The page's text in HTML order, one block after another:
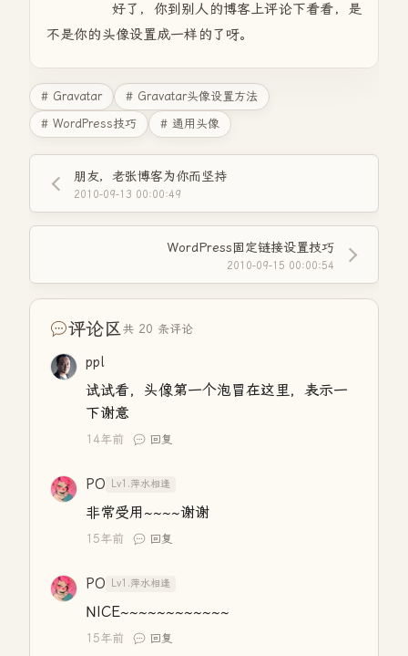
好了，你到别人的博客上评论下看看，是
不是你的头像设置成一样的了呀。
# Gravatar
# Gravatar头像设置方法
# WordPress技巧
# 通用头像
朋友，老张博客为你而坚持
2010-09-13 00:00:49
WordPress固定链接设置技巧
2010-09-15 00:00:54
评论区共 20 条评论
ppl
试试看，头像第一个泡冒在这里，表示一
下谢意
14年前 回复
PO Lv1.萍水相逢
非常受用~~~~谢谢
15年前 回复
PO Lv1.萍水相逢
NICE~~~~~~~~~~~~
15年前 回复